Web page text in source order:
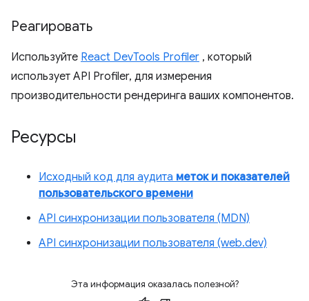
Реагировать
Используйте React DevTools Profiler , который
использует API Profiler, для измерения
производительности рендеринга ваших компонентов.
Ресурсы
Исходный код для аудита меток и показателей
пользовательского времени
API синхронизации пользователя (MDN)
API синхронизации пользователя (web.dev)
Эта информация оказалась полезной?